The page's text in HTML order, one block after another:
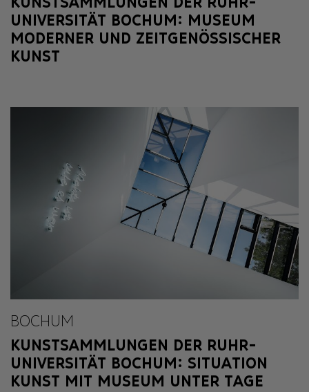
UNIVERSITÄT BOCHUM: MUSEUM
MODERNER UND ZEITGENÖSSISCHER
KUNST
BOCHUM
KUNSTSAMMLUNGEN DER RUHR-
UNIVERSITÄT BOCHUM: SITUATION
KUNST MIT MUSEUM UNTER TAGE